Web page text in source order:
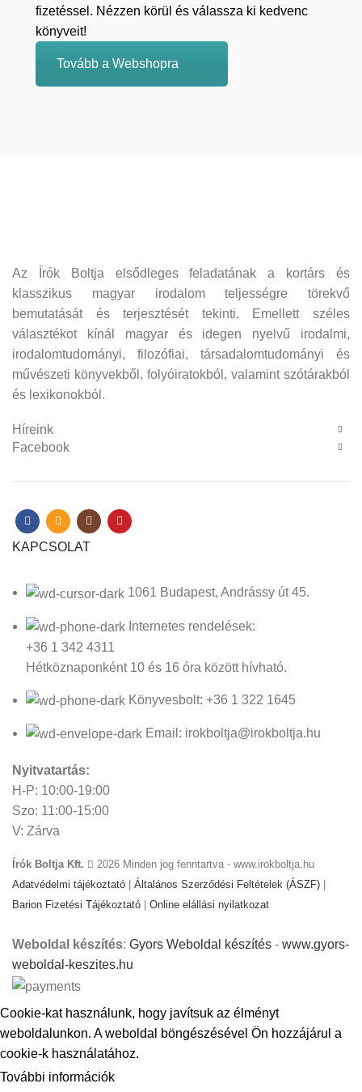
fizetéssel. Nézzen körül és válassza ki kedvenc
könyveit!
Tovább a Webshopra
Az Írók Boltja elsődleges feladatának a kortárs és
klasszikus magyar irodalom teljességre törekvő
bemutatását és terjesztését tekinti. Emellett széles
választékot kínál magyar és idegen nyelvű irodalmi,
irodalomtudományi, filozófiai, társadalomtudományi és
művészeti könyvekből, folyóiratokból, valamint szótárakból
és lexikonokból.
Híreink
Facebook
KAPCSOLAT
1061 Budapest, Andrássy út 45.
Internetes rendelések:
+36 1 342 4311
Hétköznaponként 10 és 16 óra között hívható.
Könyvesbolt: +36 1 322 1645
Email: irokboltja@irokboltja.hu
Nyitvatartás:
H-P: 10:00-19:00
Szo: 11:00-15:00
V: Zárva
Írók Boltja Kft.
2026 Minden jog fenntartva - www.irokboltja.hu
Adatvédelmi tájékoztató
Általános Szerződési Feltételek (ÁSZF)
Barion Fizetési Tájékoztató
Online elállási nyilatkozat
Weboldal készítés: Gyors Weboldal készítés - www.gyors-
weboldal-keszites.hu
Cookie-kat használunk, hogy javítsuk az élményt
weboldalunkon. A weboldal böngészésével Ön hozzájárul a
cookie-k használatához.
További információk